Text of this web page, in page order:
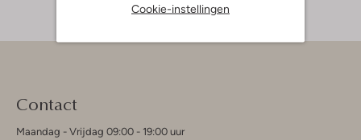
Cookie-instellingen
Contact
Maandag - Vrijdag 09:00 - 19:00 uur